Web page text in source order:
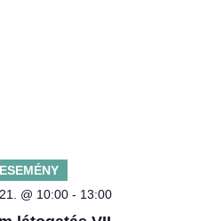
@ 10:00- 13:00